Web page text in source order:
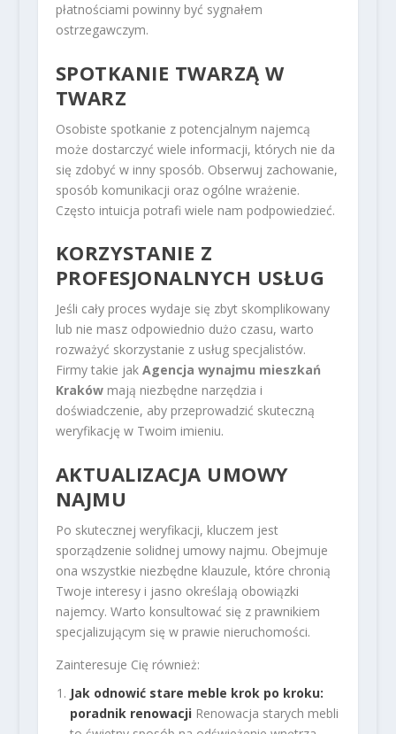
płatnościami powinny być sygnałem
ostrzegawczym.
SPOTKANIE TWARZĄ W
TWARZ
Osobiste spotkanie z potencjalnym najemcą
może dostarczyć wiele informacji, których nie da
się zdobyć w inny sposób. Obserwuj zachowanie,
sposób komunikacji oraz ogólne wrażenie.
Często intuicja potrafi wiele nam podpowiedzieć.
KORZYSTANIE Z
PROFESJONALNYCH USŁUG
Jeśli cały proces wydaje się zbyt skomplikowany
lub nie masz odpowiednio dużo czasu, warto
rozważyć skorzystanie z usług specjalistów.
Firmy takie jak Agencja wynajmu mieszkań
Krakówmają niezbędne narzędzia i
doświadczenie, aby przeprowadzić skuteczną
weryfikację w Twoim imieniu.
AKTUALIZACJA UMOWY
NAJMU
Po skutecznej weryfikacji, kluczem jest
sporządzenie solidnej umowy najmu. Obejmuje
ona wszystkie niezbędne klauzule, które chronią
Twoje interesy i jasno określają obowiązki
najemcy. Warto konsultować się z prawnikiem
specjalizującym się w prawie nieruchomości.
Zainteresuje Cię również:
Jak odnowić stare meble krok po kroku:
poradnik renowacji Renowacja starych mebli